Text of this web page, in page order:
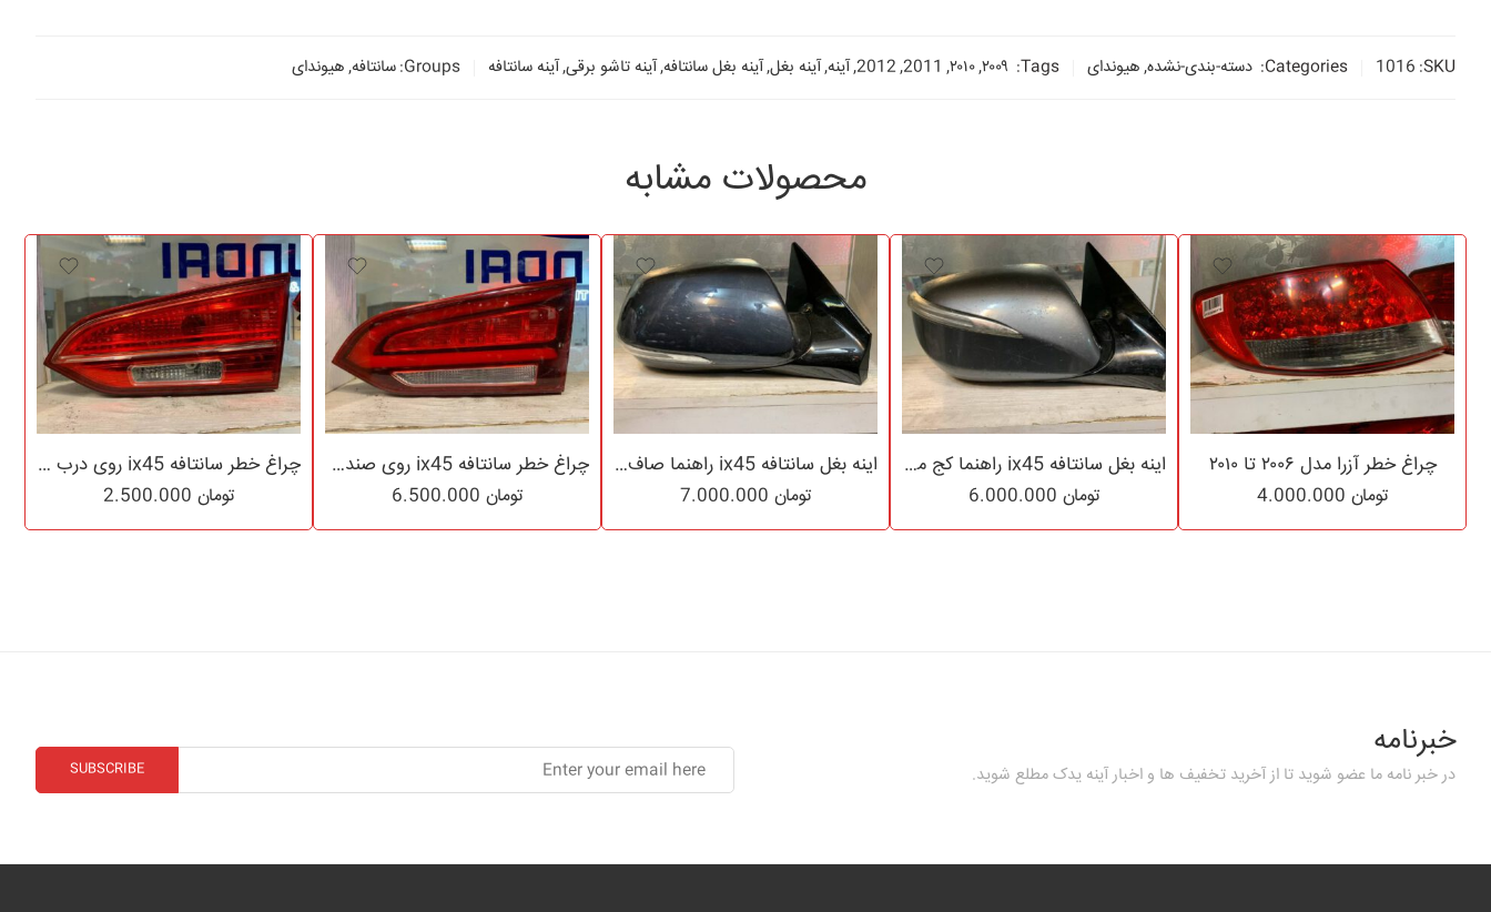
SKU:
1016
Categories: دسته-بندی-نشده,هیوندای Tags: ۲۰۰۹,۲۰۱۰,
2011
,
2012
,آینه,آینه بغل,آینه بغل سانتافه,آینه تاشو برقی,آینه سانتافه Groups: سانتافه,هیوندای
محصولات مشابه
چراغ خطر آزرا مدل ۲۰۰۶ تا ۲۰۱۰
تومان
اینه بغل سانتافه ix45 راهنما کج مدل ۲۰۱۴
تومان
اینه بغل سانتافه ix45 راهنما صاف مدل ۲۰۱۵
تومان
چراغ خطر سانتافه ix45 روی صندوق نئون مدل ۲۰۱۶ تا ۲۰۱۷
تومان
چراغ خطر سانتافه ix45 روی درب صندوق مدل ۲۰۱۳ تا ۲۰۱۴ لامپی
تومان
خبرنامه
در خبر نامه ما عضو شوید تا از آخرید تخفیف ها و اخبار آینه یدک مطلع شوید.